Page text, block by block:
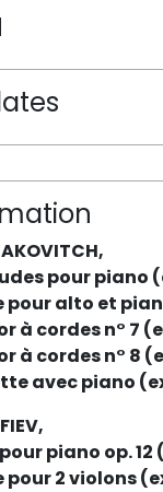
pour piano
pour alto et
à cordes n° 7
à cordes n° 8
avec piano
piano op.
pour 2 violons